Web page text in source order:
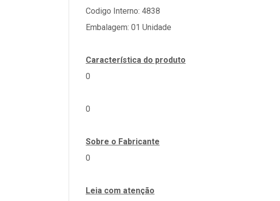
Codigo Interno: 4838
Embalagem: 01 Unidade
Característica do produto
0
0
Sobre o Fabricante
0
Leia com atenção